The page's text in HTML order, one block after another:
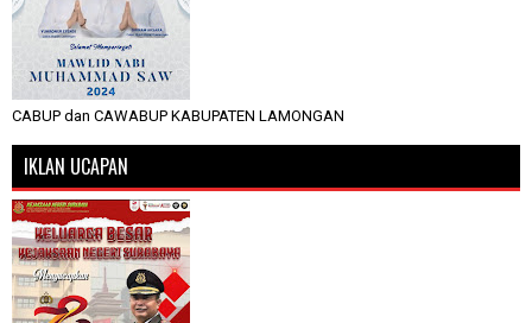
CABUP dan CAWABUP KABUPATEN LAMONGAN
IKLAN UCAPAN